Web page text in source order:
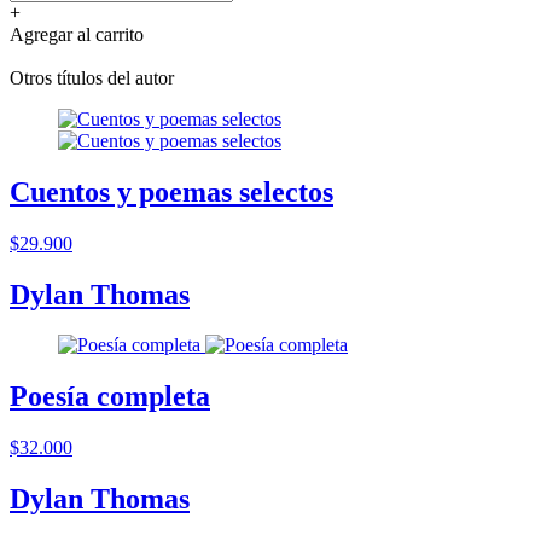
+
Agregar al carrito
Otros títulos del autor
Cuentos y poemas selectos
$29.900
Dylan Thomas
Poesía completa
$32.000
Dylan Thomas